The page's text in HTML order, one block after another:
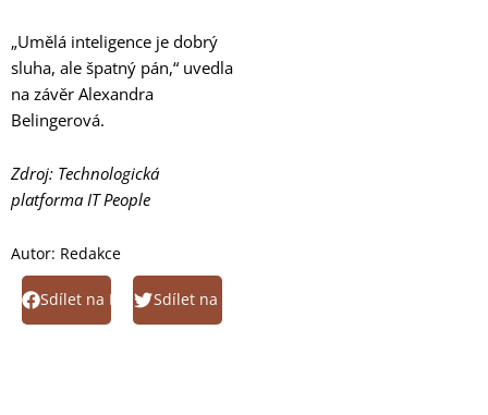
„Umělá inteligence je dobrý
sluha, ale špatný pán,“ uvedla
na závěr Alexandra
Belingerová.
Zdroj: Technologická
platforma IT People
Autor: Redakce
Sdílet na FacebookSdílet na Twitter